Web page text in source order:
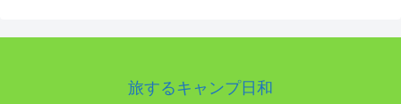
旅するキャンプ日和